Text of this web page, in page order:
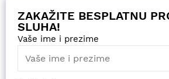
ZAKAŽITE BESPLATNU
SLUHA!
Vaše ime i prezime